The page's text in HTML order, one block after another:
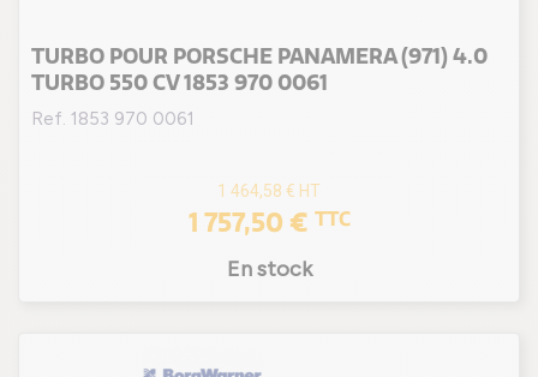
TURBO POUR PORSCHE PANAMERA (971) 4.0
TURBO 550 CV 1853 970 0061
Ref. 1853 970 0061
1 464,58 € HT
1 757,50 € TTC
En stock